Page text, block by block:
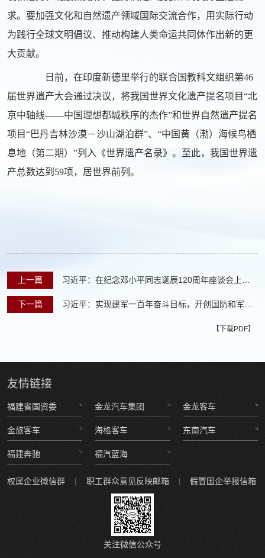
求。要加强文化和自然遗产领域国际交流合作，用实际行动
为践行全球文明倡议、推动构建人类命运共同体作出新的更
大贡献。
日前，在印度新德里举行的联合国教科文组织第46
届世界遗产大会通过决议，将我国世界文化遗产提名项目“北
京中轴线——中国理想都城秩序的杰作”和世界自然遗产提名
项目“巴丹吉林沙漠－沙山湖泊群”、“中国黄（渤）海候鸟栖
息地（第二期）”列入《世界遗产名录》。至此，我国世界遗
产总数达到59项，居世界前列。
上一篇
习近平：在纪念邓小平同志诞辰120周年座谈会上的
讲话
下一篇
习近平：实现建军一百年奋斗目标，开创国防和军队
【下载PDF】
友情链接
福建省国资委 金龙汽车集团 金龙客车
金旅客车 海格客车 东南汽车
福建奔驰 福汽蓝海
权属企业微信群 职工群众意见反映邮箱 假冒国企举报信箱
关注微信公众号